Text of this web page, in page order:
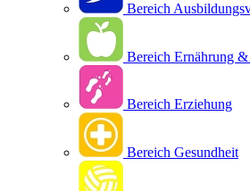
Bereich
Bereich Ernährung
Bereich Erziehung
Bereich Gesundheit